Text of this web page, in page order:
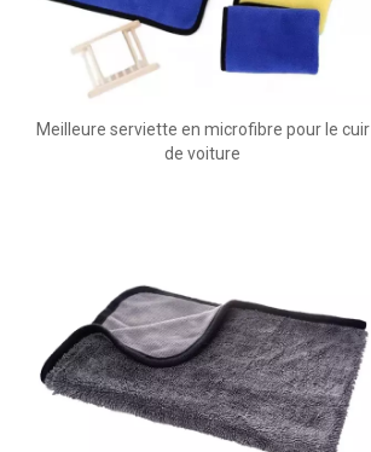
Meilleure serviette en microfibre pour le cuir
de voiture